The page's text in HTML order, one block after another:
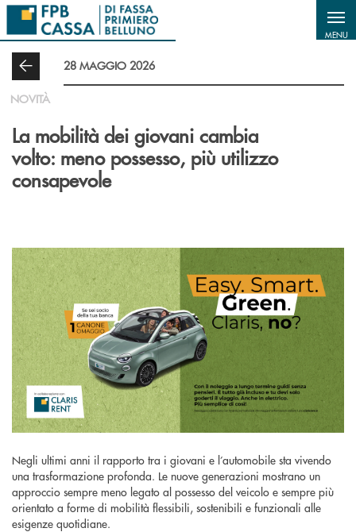
Salta al contenuto principale
MENU
28 MAGGIO 2026
NOVITÀ
La mobilità dei giovani cambia
volto: meno possesso, più utilizzo
consapevole
Negli ultimi anni il rapporto tra i giovani e l’automobile sta vivendo
una trasformazione profonda. Le nuove generazioni mostrano un
approccio sempre meno legato al possesso del veicolo e sempre più
orientato a forme di mobilità flessibili, sostenibili e funzionali alle
esigenze quotidiane.